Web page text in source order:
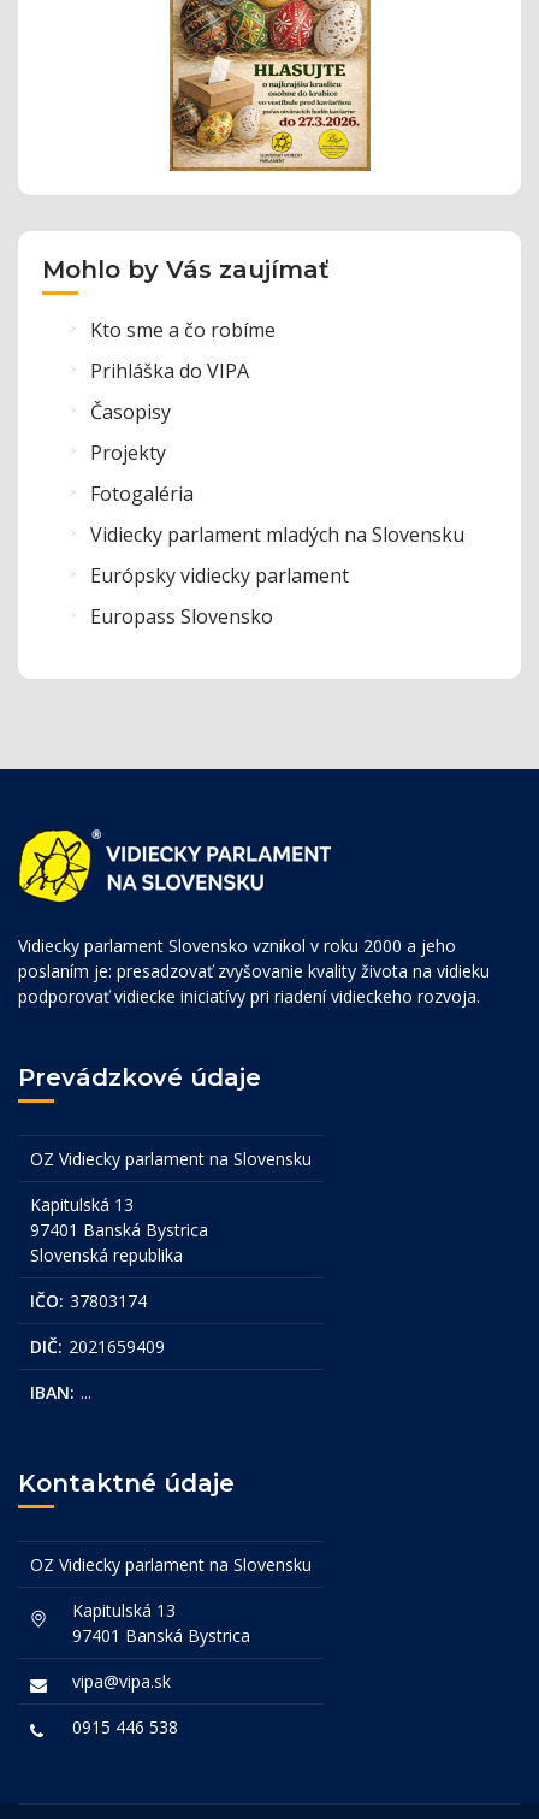
Mohlo by Vás zaujímať
Kto sme a čo robíme
Prihláška do VIPA
Časopisy
Projekty
Fotogaléria
Vidiecky parlament mladých na Slovensku
Európsky vidiecky parlament
Europass Slovensko
Vidiecky parlament Slovensko vznikol v roku 2000 a jeho
poslaním je: presadzovať zvyšovanie kvality života na vidieku
podporovať vidiecke iniciatívy pri riadení vidieckeho rozvoja.
Prevádzkové údaje
OZ Vidiecky parlament na Slovensku
Kapitulská 13
97401 Banská Bystrica
Slovenská republika
IČO: 37803174
DIČ: 2021659409
IBAN: ...
Kontaktné údaje
OZ Vidiecky parlament na Slovensku
Kapitulská 13
97401 Banská Bystrica
vipa@vipa.sk
0915 446 538